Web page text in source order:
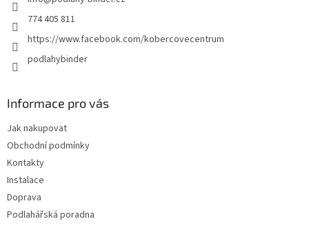
774 405 811
https://www.facebook.com/kobercovecentrum
podlahybinder
Informace pro vás
Jak nakupovat
Obchodní podmínky
Kontakty
Instalace
Doprava
Podlahářská poradna